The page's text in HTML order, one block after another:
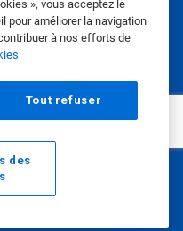
», vous acceptez le
pour améliorer la navigation
à nos efforts de
Tout refuser
des
Appelez
|Politique de
d'utilisation